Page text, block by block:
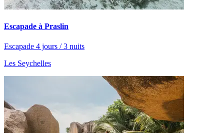
Escapade à Praslin
Escapade 4 jours / 3 nuits
Les Seychelles